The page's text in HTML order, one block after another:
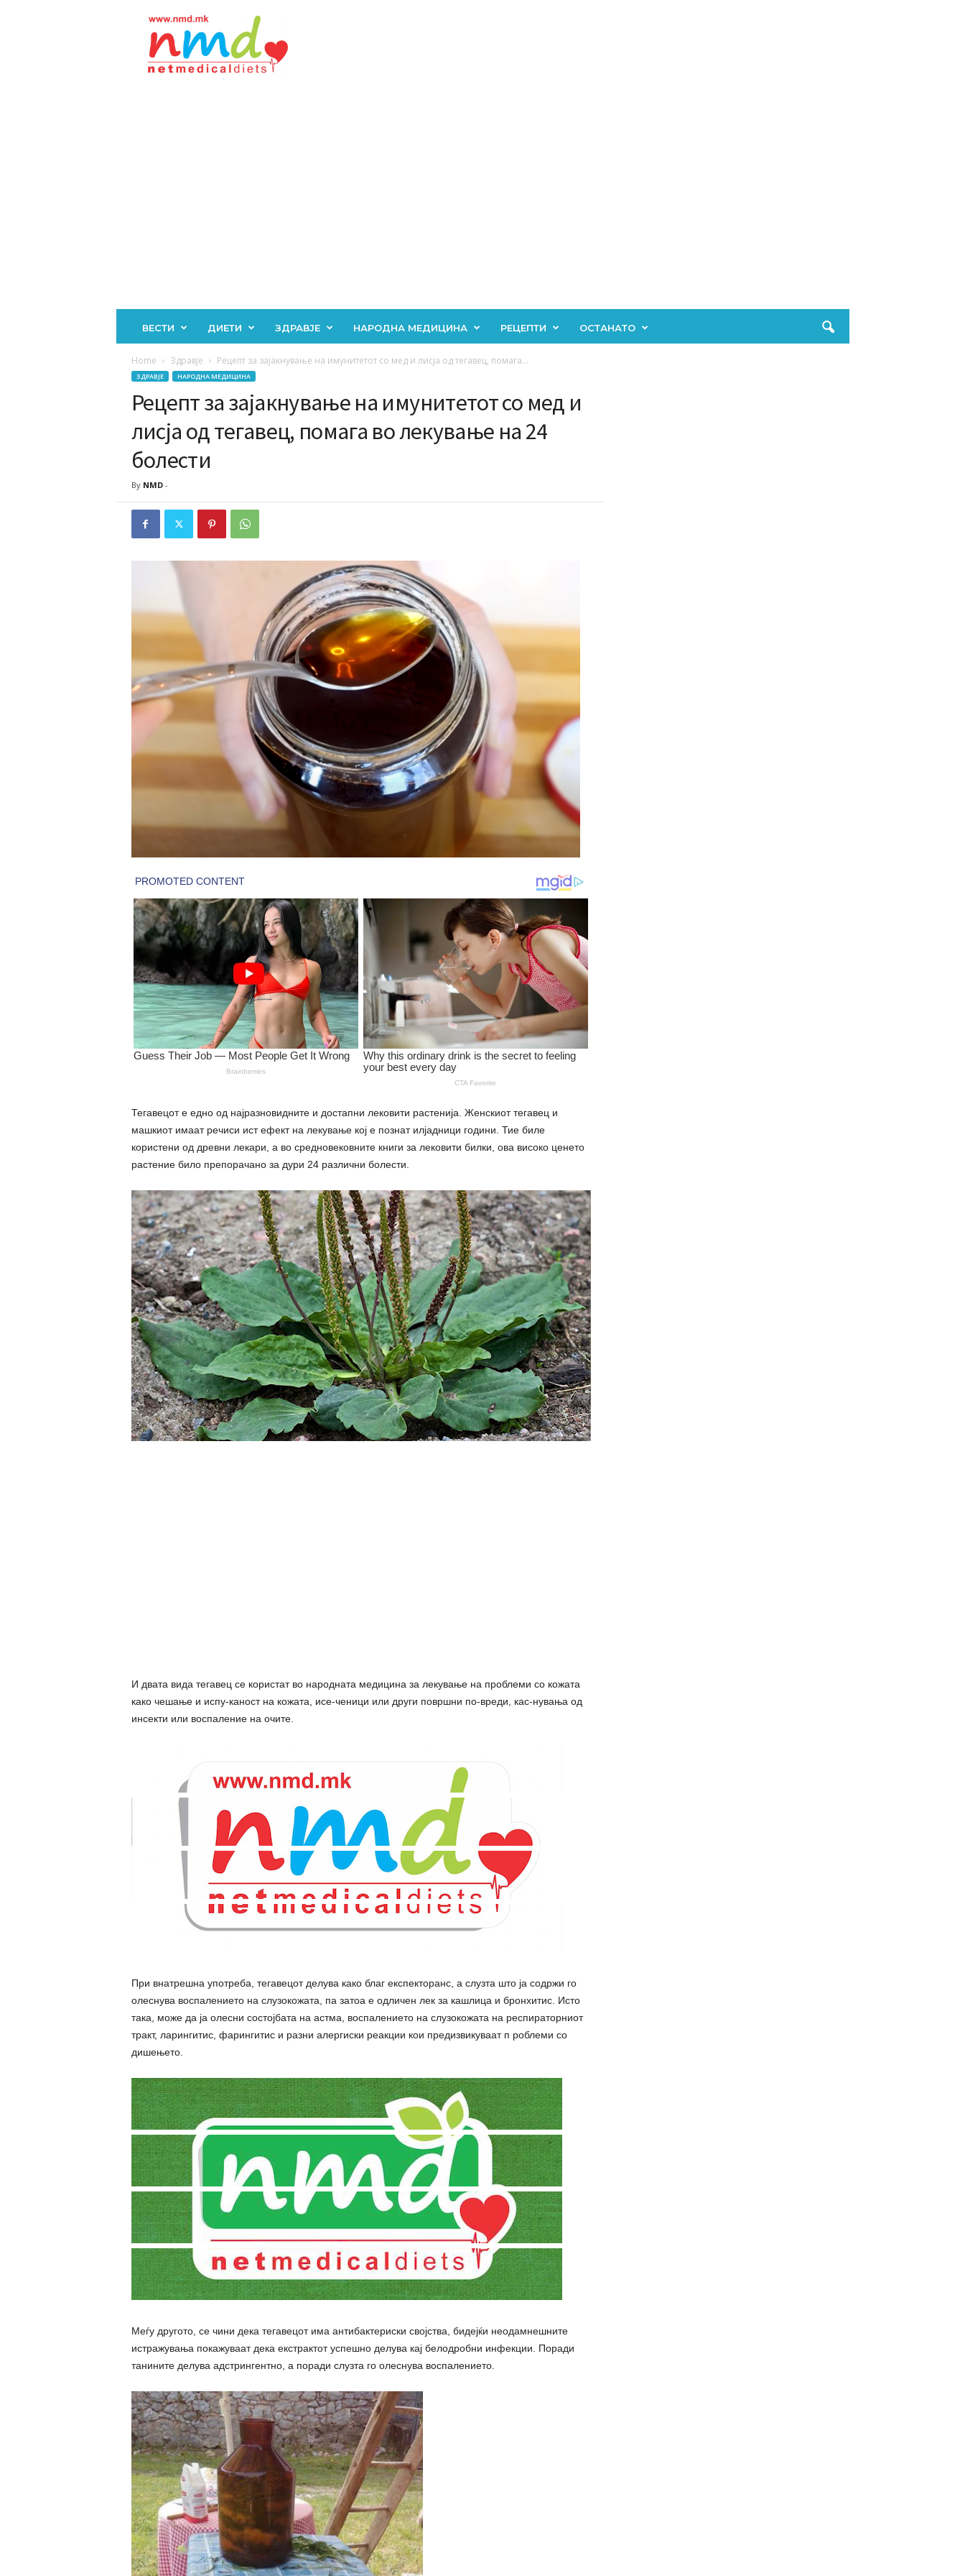
ВЕСТИ ДИЕТИ ЗДРАВЈЕ НАРОДНА МЕДИЦИНА РЕЦЕПТИ ОСТАНАТО
Home Здравје Рецепт за зајакнување на имунитетот со мед и лисја од тегавец, помага...
ЗДРАВЈЕ НАРОДНА МЕДИЦИНА
Рецепт за зајакнување на имунитетот со мед и
лисја од тегавец, помага во лекување на 24
болести
By NMD-
Тегавецот е едно од најразновидните и достапни лековити растенија. Женскиот тегавец и
машкиот имаат речиси ист ефект на лекување кој е познат илјадници години. Тие биле
користени од древни лекари, а во средновековните книги за лековити билки, ова високо ценето
растение било препорачано за дури 24 различни болести.
И двата вида тегавец се користат во народната медицина за лекување на проблеми со кожата
како чешање и испу-каност на кожата, исе-ченици или други површни по-вреди, кас-нувања од
инсекти или воспаление на очите.
При внатрешна употреба, тегавецот делува како благ експекторанс, а слузта што ја содржи го
олеснува воспалението на слузокожата, па затоа е одличен лек за кашлица и бронхитис. Исто
така, може да ја олесни состојбата на астма, воспалението на слузокожата на респираторниот
тракт, ларингитис, фарингитис и разни алергиски реакции кои предизвикуваат п роблеми со
дишењето.
Меѓу другото, се чини дека тегавецот има антибактериски својства, бидејќи неодамнешните
истражувања покажуваат дека екстрактот успешно делува кај белодробни инфекции. Поради
танините делува адстрингентно, а поради слузта го олеснува воспалението.